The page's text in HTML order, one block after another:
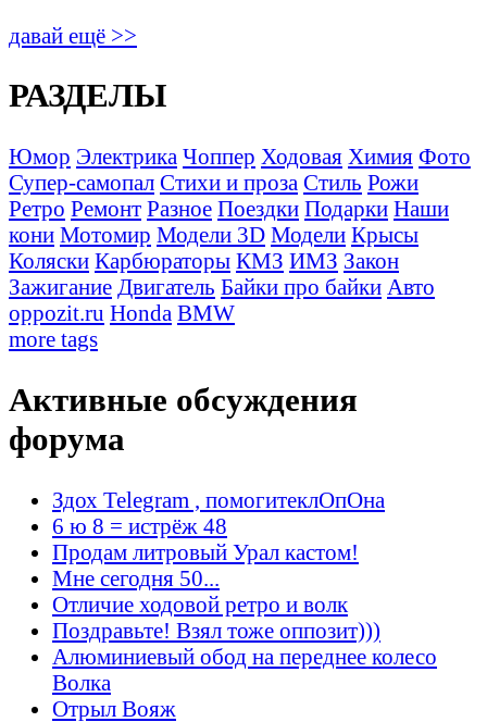
давай ещё >>
РАЗДЕЛЫ
Юмор Электрика Чоппер Ходовая Химия Фото
Супер-самопал Стихи и проза Стиль Рожи
Ретро Ремонт Разное Поездки Подарки Наши
кони Мотомир Модели 3D Модели Крысы
Коляски Карбюраторы КМЗ ИМЗ Закон
Зажигание Двигатель Байки про байки Авто
oppozit.ru Honda BMW
more tags
Активные обсуждения
форума
Здох Telegram , помогитеклОпОна
6 ю 8 = истрёж 48
Продам литровый Урал кастом!
Мне сегодня 50...
Отличие ходовой ретро и волк
Поздравьте! Взял тоже оппозит)))
Алюминиевый обод на переднее колесо
Волка
Отрыл Вояж